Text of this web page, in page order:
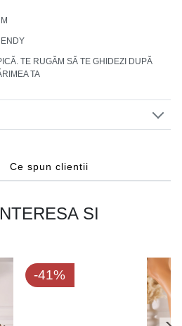
TE RUGĂM SĂ TE GHIDEZI DUPĂ
TA
Ce spun clientii
SI
-41%